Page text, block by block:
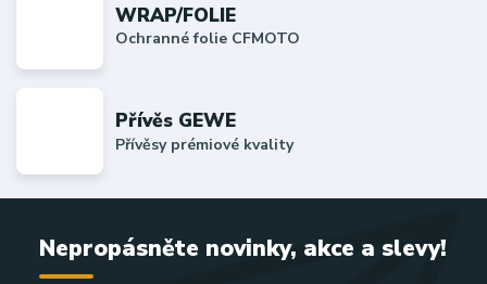
WRAP/FOLIE
Ochranné folie CFMOTO
Přívěs GEWE
Přívěsy prémiové kvality
Nepropásněte novinky, akce a slevy!